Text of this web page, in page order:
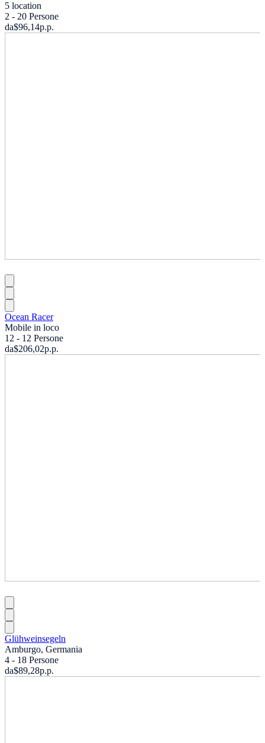
5 location
2 - 20 Persone
da$96,14p.p.
Ocean Racer
Mobile in loco
12 - 12 Persone
da$206,02p.p.
Glühweinsegeln
Amburgo, Germania
4 - 18 Persone
da$89,28p.p.